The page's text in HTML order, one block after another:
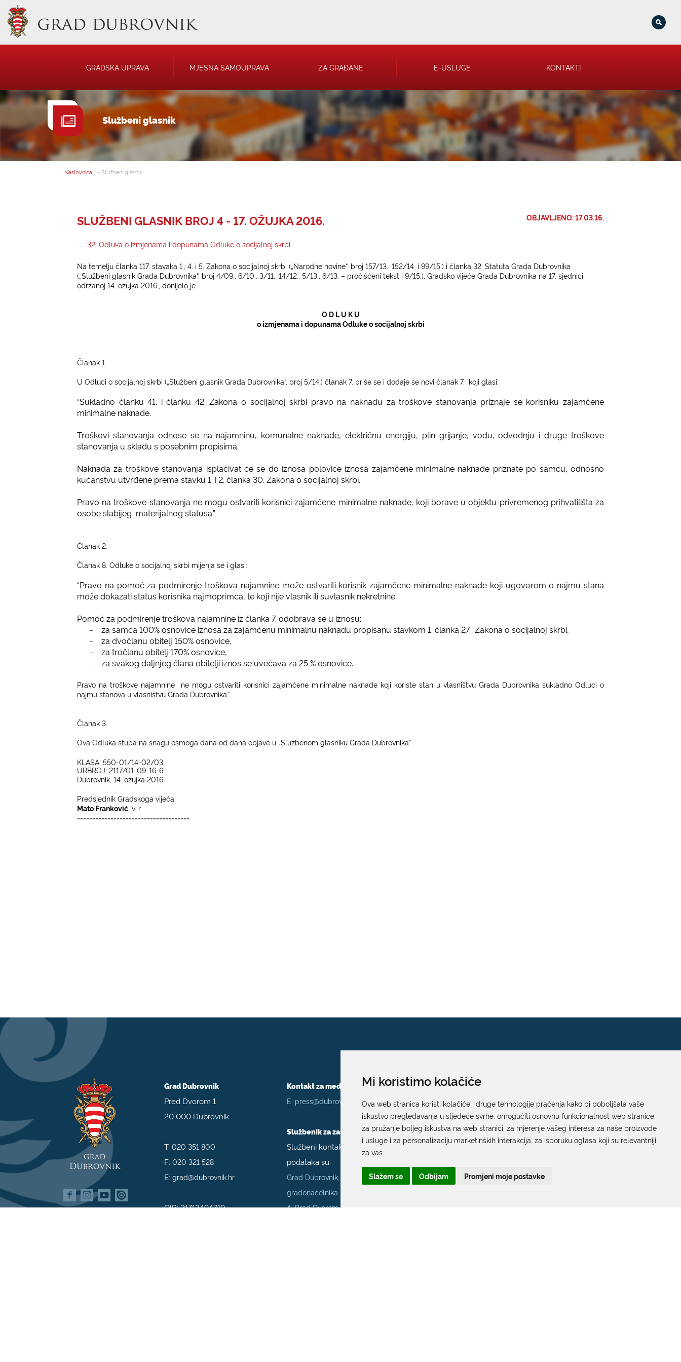
Mi koristimo kolačiće
Ova web stranica koristi kolačiće i druge tehnologije praćenja kako bi poboljšala vaše
iskustvo pregledavanja u sljedeće svrhe: omogućiti osnovnu funkcionalnost web stranice
za pružanje boljeg iskustva na web stranici za mjerenje vašeg interesa za naše proizvode
i usluge i za personalizaciju marketinških interakcija za isporuku oglasa koji su relevantniji
za vas
Slažem se Odbijam Promjeni moje postavke
GRADSKA UPRAVA
GRADONAČELNIK
GRADSKO VIJEĆE
UPRAVNA TIJELA
SAVJET MLADIH
NATJEČAJI
JAVNA OBJAVA RJEŠENJA
USTANOVE
KOMUNALNA I TRGOVAČKA
MJESNA SAMOUPRAVA ZA GRAĐANE E-USLUGE KONTAKTI
Službeni glasnik
Naslovnica > Službeni glasnik
SLUŽBENI GLASNIK BROJ 4 - 17. OŽUJKA 2016. OBJAVLJENO: 17.03.16.
32. Odluka o izmjenama i dopunama Odluke o socijalnoj skrbi
Na temelju članka 117. stavaka 1., 4. i 5. Zakona o socijalnoj skrbi („Narodne novine“, broj 157/13., 152/14. i 99/15.) i članka 32. Statuta Grada Dubrovnika
(„Službeni glasnik Grada Dubrovnika“, broj 4/09., 6/10., 3/11., 14/12., 5/13., 6/13. – pročišćeni tekst i 9/15.), Gradsko vijeće Grada Dubrovnika na 17. sjednici,
održanoj 14. ožujka 2016., donijelo je
O D L U K U
o izmjenama i dopunama Odluke o socijalnoj skrbi
Članak 1.
U Odluci o socijalnoj skrbi („Službeni glasnik Grada Dubrovnika“, broj 5/14.) članak 7. briše se i dodaje se novi članak 7. koji glasi:
“Sukladno članku 41. i članku 42. Zakona o socijalnoj skrbi pravo na naknadu za troškove stanovanja priznaje se korisniku zajamčene
minimalne naknade.
Troškovi stanovanja odnose se na najamninu, komunalne naknade, električnu energiju, plin grijanje, vodu, odvodnju i druge troškove
stanovanja u skladu s posebnim propisima.
Naknada za troškove stanovanja isplaćivat će se do iznosa polovice iznosa zajamčene minimalne naknade priznate po samcu, odnosno
kućanstvu utvrđene prema stavku 1. i 2. članka 30. Zakona o socijalnoj skrbi.
Pravo na troškove stanovanja ne mogu ostvariti korisnici zajamčene minimalne naknade, koji borave u objektu privremenog prihvatilišta za
osobe slabijeg materijalnog statusa.”
Članak 2.
Članak 8. Odluke o socijalnoj skrbi mijenja se i glasi:
“Pravo na pomoć za podmirenje troškova najamnine može ostvariti korisnik zajamčene minimalne naknade koji ugovorom o najmu stana
može dokazati status korisnika najmoprimca, te koji nije vlasnik ili suvlasnik nekretnine.
Pomoć za podmirenje troškova najamnine iz članka 7. odobrava se u iznosu:
− za samca 100% osnovice iznosa za zajamčenu minimalnu naknadu propisanu stavkom 1. članka 27. Zakona o socijalnoj skrbi,
− za dvočlanu obitelj 150% osnovice,
− za tročlanu obitelj 170% osnovice,
− za svakog daljnjeg člana obitelji iznos se uvećava za 25 % osnovice.
Pravo na troškove najamnine
ne mogu ostvariti korisnici zajamčene minimalne naknade koji koriste stan u vlasništvu Grada Dubrovnika sukladno Odluci o
najmu stanova u vlasništvu Grada Dubrovnika.“
Članak 3.
Ova Odluka stupa na snagu osmoga dana od dana objave u „Službenom glasniku Grada Dubrovnika“.
KLASA: 550-01/14-02/03
URBROJ: 2117/01-09-16-6
Dubrovnik, 14. ožujka 2016.
Predsjednik Gradskoga vijeća:
Mato Franković , v. r.
-------------------------------------
Grad Dubrovnik
Pred Dvorom 1
20 000 Dubrovnik
T:020 351 800
F:020 321 528
E:grad@dubrovnik.hr
OIB: 21712494719
Kontakt za medije / Press contact
E: press@dubrovnik.hr
Službenik za zaštitu podataka
Službeni kontakt podaci službenika za zaštitu
podataka su:
Grad Dubrovnik, Upravni odjel za poslove
gradonačelnika
A: Pred Dvorom 1; E:
Pisarnica
Ured 205; rad sa strankama za sva upravna tijela
Grada Dubrovnika
Gundulićeva poljana 10, 20000 Dubrovnik
Radno vrijeme sa strankama:
T:+385 20 351 879